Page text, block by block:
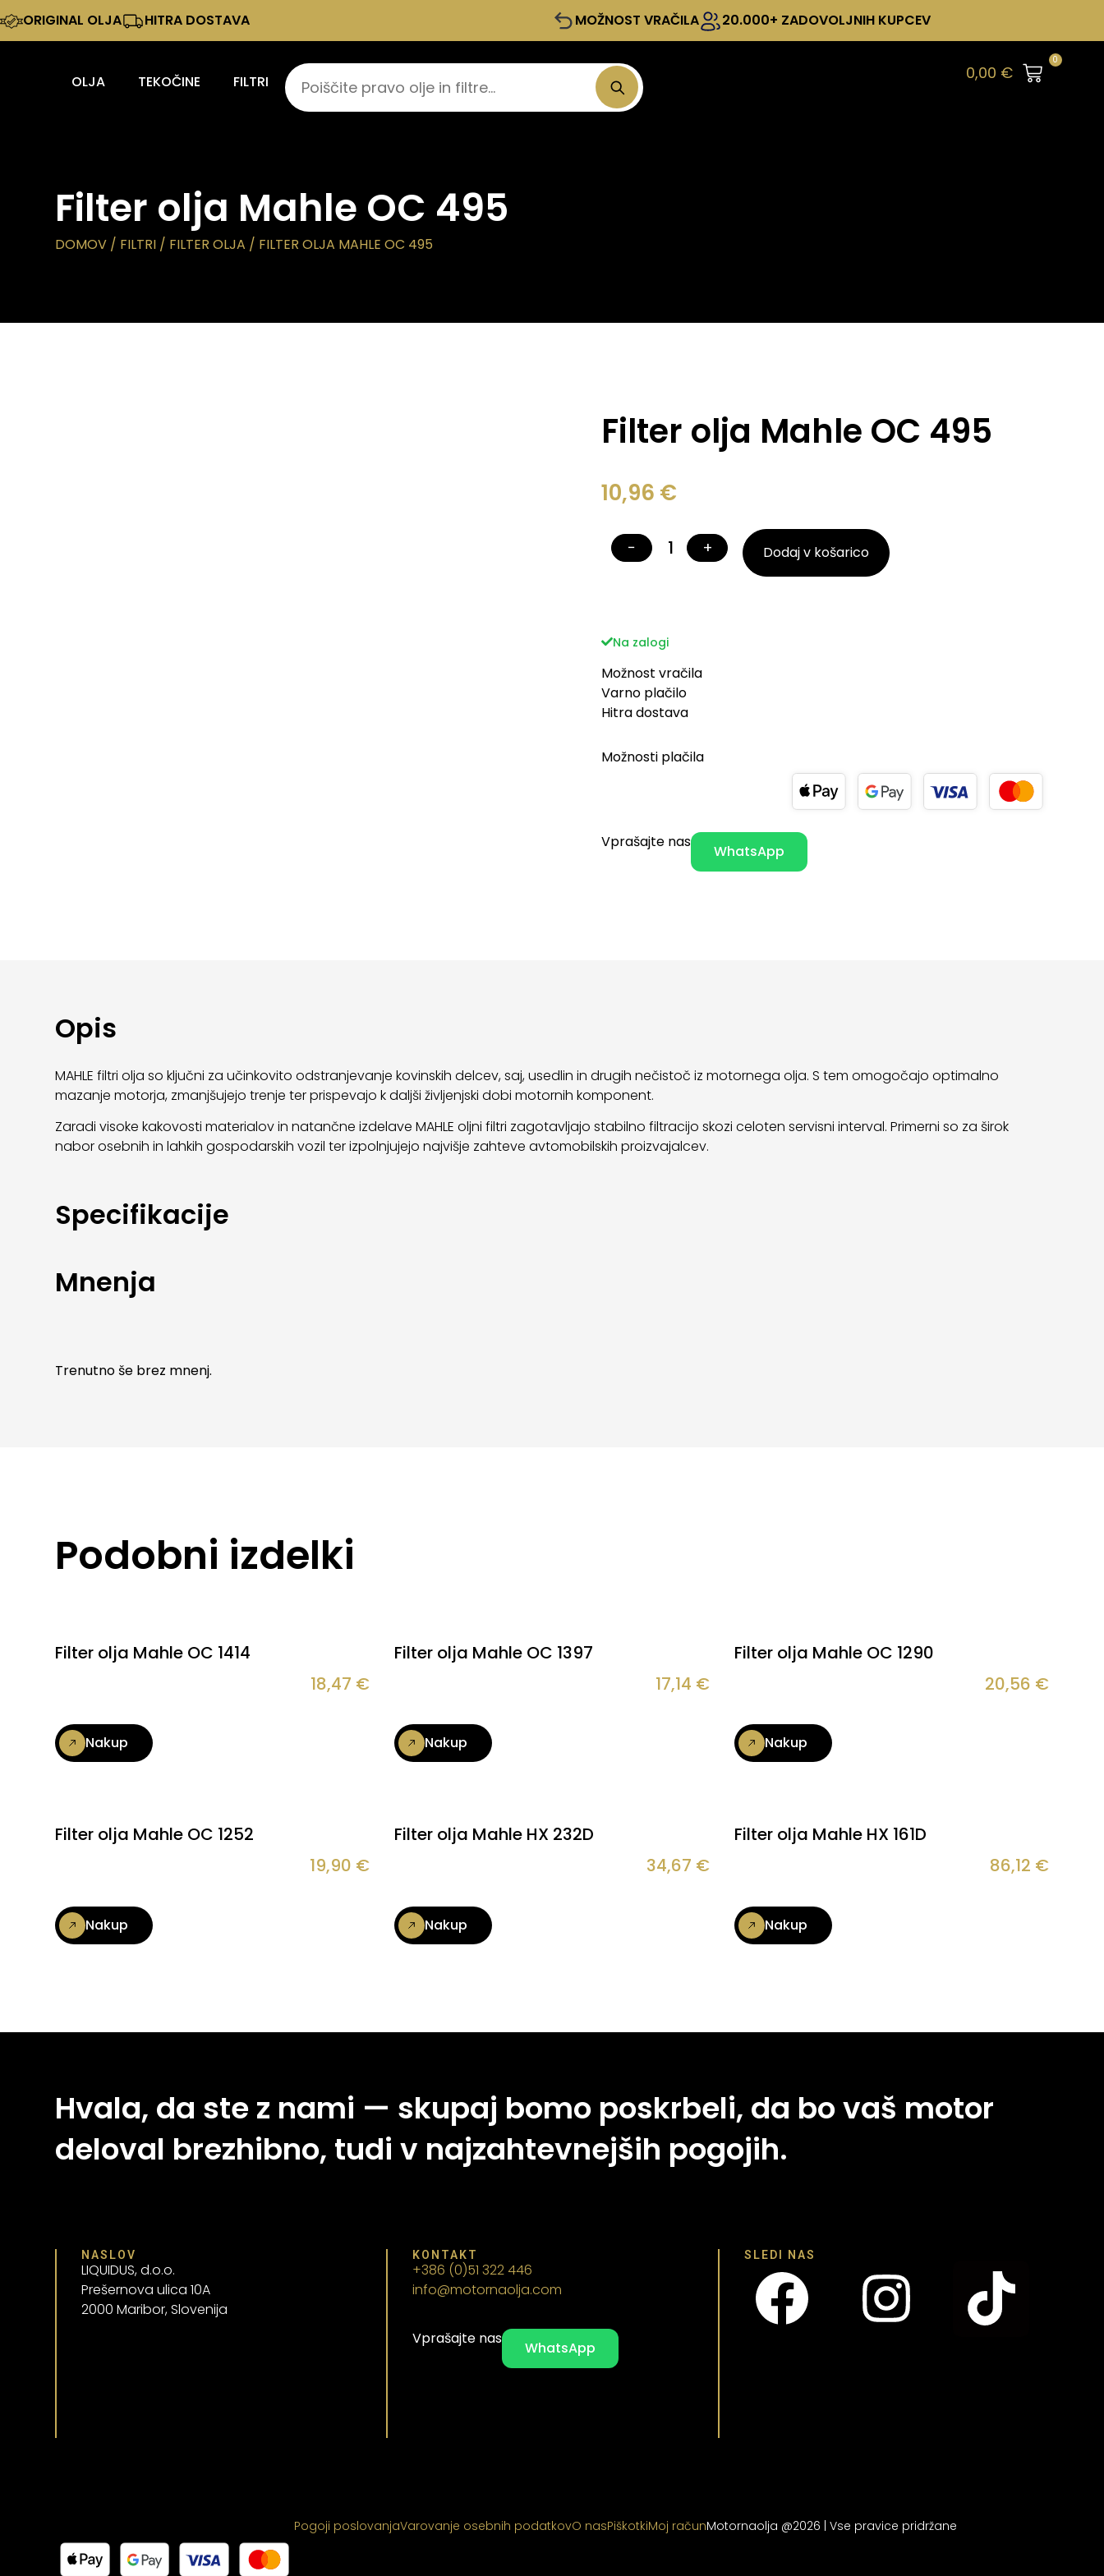
ORIGINAL OLJA HITRA DOSTAVA MOŽNOST VRAČILA 20.000+ ZADOVOLJNIH KUPCEV
OLJA TEKOČINE FILTRI 0,00 €
0
Filter olja Mahle OC 495
DOMOV / FILTRI / FILTER OLJA / FILTER OLJA MAHLE OC 495
Filter olja Mahle OC 495
10,96 €
− + Dodaj v košarico
Na zalogi
Možnost vračila
Varno plačilo
Hitra dostava
Možnosti plačila
Vprašajte nas
WhatsApp
Opis
MAHLE filtri olja so ključni za učinkovito odstranjevanje kovinskih delcev, saj, usedlin in drugih nečistoč iz motornega olja. S tem omogočajo optimalno
mazanje motorja, zmanjšujejo trenje ter prispevajo k daljši življenjski dobi motornih komponent.
Zaradi visoke kakovosti materialov in natančne izdelave MAHLE oljni filtri zagotavljajo stabilno filtracijo skozi celoten servisni interval. Primerni so za širok
nabor osebnih in lahkih gospodarskih vozil ter izpolnjujejo najvišje zahteve avtomobilskih proizvajalcev.
Specifikacije
Mnenja
Trenutno še brez mnenj.
Podobni izdelki
Filter olja Mahle OC 1414
18,47 €
Nakup
Filter olja Mahle OC 1397
17,14 €
Nakup
Filter olja Mahle OC 1290
20,56 €
Nakup
Filter olja Mahle OC 1252
19,90 €
Nakup
Filter olja Mahle HX 232D
34,67 €
Nakup
Filter olja Mahle HX 161D
86,12 €
Nakup
Hvala, da ste z nami — skupaj bomo poskrbeli, da bo vaš motor
deloval brezhibno, tudi v najzahtevnejših pogojih.
NASLOV
LIQUIDUS, d.o.o.
Prešernova ulica 10A
2000 Maribor, Slovenija
KONTAKT
+386 (0)51 322 446
info@motornaolja.com
Vprašajte nas
WhatsApp
SLEDI NAS
Pogoji poslovanjaVarovanje osebnih podatkovO nasPiškotkiMoj računMotornaolja @2026 | Vse pravice pridržane